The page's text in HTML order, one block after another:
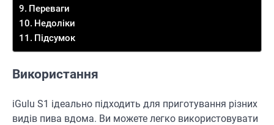
Переваги
Недоліки
Підсумок
Використання
iGulu S1 ідеально підходить для приготування різних
видів пива вдома. Ви можете легко використовувати